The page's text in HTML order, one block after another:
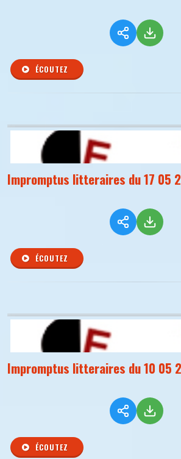
ÉCOUTEZ
Impromptus litteraires du 17 05
ÉCOUTEZ
Impromptus litteraires du 10 05
ÉCOUTEZ